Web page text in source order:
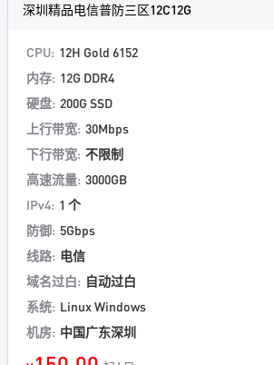
深圳精品电信普防三区12C12G
CPU: 12H Gold 6152
内存: 12G DDR4
硬盘: 200G SSD
上行带宽: 30Mbps
下行带宽: 不限制
高速流量: 3000GB
IPv4: 1 个
防御: 5Gbps
线路: 电信
域名过白: 自动过白
系统: Linux Windows
机房: 中国广东深圳